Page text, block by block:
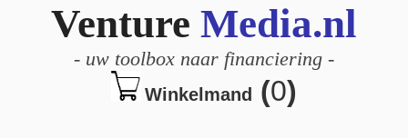
Venture Media.nl
- uw toolbox naar financiering -
Winkelmand (0)